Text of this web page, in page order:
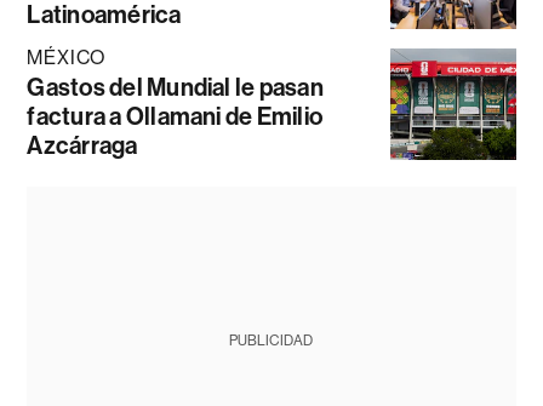
Latinoamérica
MÉXICO
Gastos del Mundial le pasan
factura a Ollamani de Emilio
Azcárraga
PUBLICIDAD